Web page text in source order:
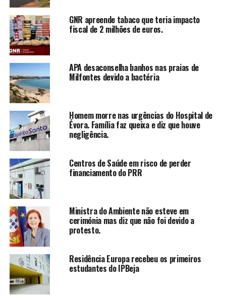
GNR apreende tabaco que teria impacto
fiscal de 2 milhões de euros.
APA desaconselha banhos nas praias de
Milfontes devido a bactéria
Homem morre nas urgências do Hospital de
Évora. Família faz queixa e diz que houve
negligência.
Centros de Saúde em risco de perder
financiamento do PRR
Ministra do Ambiente não esteve em
cerimónia mas diz que não foi devido a
protesto.
Residência Europa recebeu os primeiros
estudantes do IPBeja